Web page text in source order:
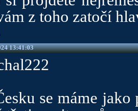
z toho zatočí
13:41:03
se máme jako